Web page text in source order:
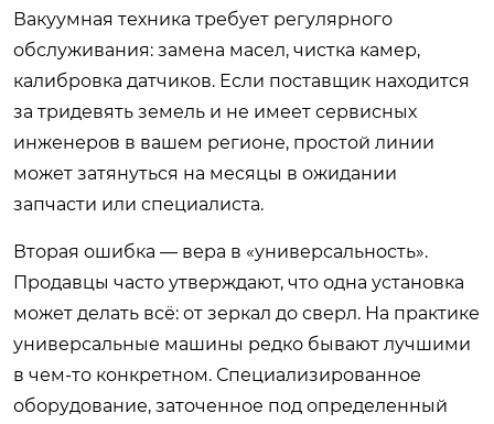
Вакуумная техника требует регулярного
обслуживания: замена масел, чистка камер,
калибровка датчиков. Если поставщик находится
за тридевять земель и не имеет сервисных
инженеров в вашем регионе, простой линии
может затянуться на месяцы в ожидании
запчасти или специалиста.
Вторая ошибка — вера в «универсальность».
Продавцы часто утверждают, что одна установка
может делать всё: от зеркал до сверл. На практике
универсальные машины редко бывают лучшими
в чем-то конкретном. Специализированное
оборудование, заточенное под определенный